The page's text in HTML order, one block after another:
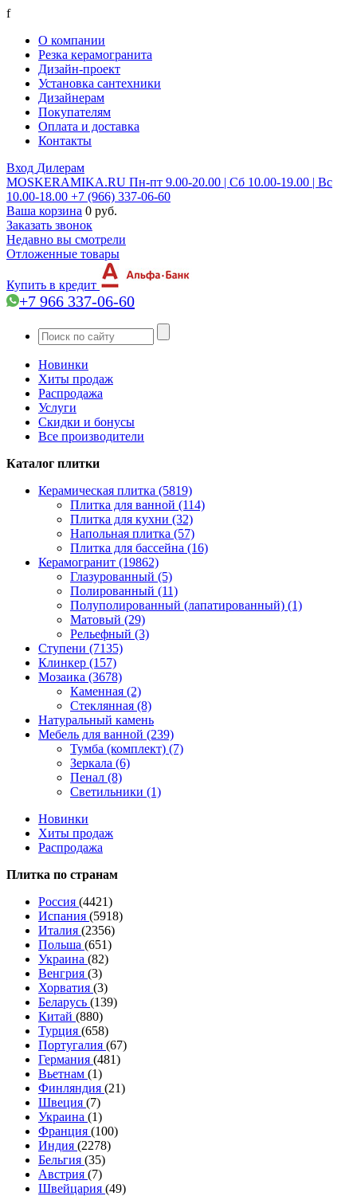
f
О компании
Резка керамогранита
Дизайн-проект
Установка сантехники
Дизайнерам
Покупателям
Оплата и доставка
Контакты
Вход Дилерам
MOSKERAMIKA.RU Пн-пт 9.00-20.00 | Сб 10.00-19.00 | Вс
10.00-18.00 +7 (966) 337-06-60
Ваша корзина 0 руб.
Заказать звонок
Недавно вы смотрели
Отложенные товары
Купить в кредит
+7 966 337-06-60
Новинки
Хиты продаж
Распродажа
Услуги
Скидки и бонусы
Все производители
Каталог плитки
Керамическая плитка (5819)
Плитка для ванной (114)
Плитка для кухни (32)
Напольная плитка (57)
Плитка для бассейна (16)
Керамогранит (19862)
Глазурованный (5)
Полированный (11)
Полуполированный (лапатированный) (1)
Матовый (29)
Рельефный (3)
Ступени (7135)
Клинкер (157)
Мозаика (3678)
Каменная (2)
Стеклянная (8)
Натуральный камень
Мебель для ванной (239)
Тумба (комплект) (7)
Зеркала (6)
Пенал (8)
Светильники (1)
Новинки
Хиты продаж
Распродажа
Плитка по странам
Россия (4421)
Испания (5918)
Италия (2356)
Польша (651)
Украина (82)
Венгрия (3)
Хорватия (3)
Беларусь (139)
Китай (880)
Турция (658)
Португалия (67)
Германия (481)
Вьетнам (1)
Финляндия (21)
Швеция (7)
Украина (1)
Франция (100)
Индия (2278)
Бельгия (35)
Австрия (7)
Швейцария (49)